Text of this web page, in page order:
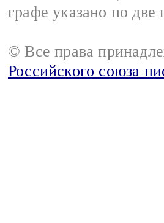
графе указано по
© Все права
Российского союза